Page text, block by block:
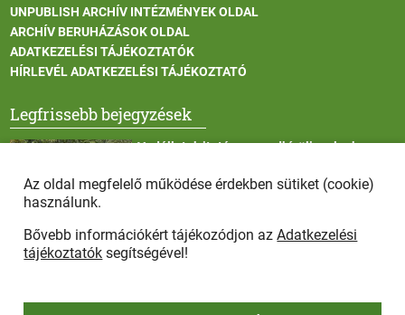
UNPUBLISH ARCHÍV INTÉZMÉNYEK OLDAL
ARCHÍV BERUHÁZÁSOK OLDAL
ADATKEZELÉSI TÁJÉKOZTATÓK
HÍRLEVÉL ADATKEZELÉSI TÁJÉKOZTATÓ
Legfrissebb bejegyzések
Vadállatok itatása a rendkívüli melegben
Afrikai sertéspestis - kérések a lakosság felé
Az oldal megfelelő működése érdekben sütiket (cookie)
használunk.
Bővebb információkért tájékozódjon azAdatkezelési
tájékoztatók segítségével!